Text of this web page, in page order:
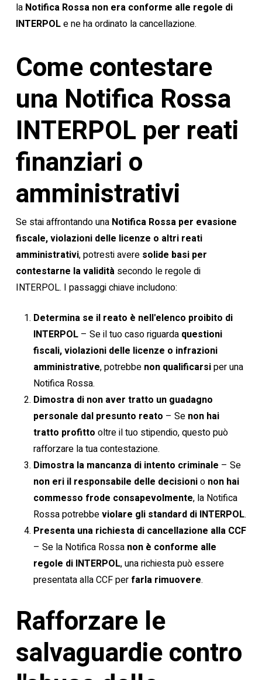
la Notifica Rossa non era conforme alle regole di
INTERPOLe ne ha ordinato la cancellazione.
Come contestare
una Notifica Rossa
INTERPOL per reati
finanziari o
amministrativi
Se stai affrontando una Notifica Rossa per evasione
fiscale, violazioni delle licenze o altri reati
amministrativi, potresti avere solide basi per
contestarne la validitàsecondo le regole di
INTERPOL. I passaggi chiave includono:
Determina se il reato è nell'elenco proibito di
INTERPOL– Se il tuo caso riguarda questioni
fiscali, violazioni delle licenze o infrazioni
amministrative, potrebbe non qualificarsiper una
Notifica Rossa.
Dimostra di non aver tratto un guadagno
personale dal presunto reato – Se non hai
tratto profitto oltre il tuo stipendio, questo può
rafforzare la tua contestazione.
Dimostra la mancanza di intento criminale – Se
non eri il responsabile delle decisionio non hai
commesso frode consapevolmente, la Notifica
Rossa potrebbeviolare gli standard di INTERPOL.
Presenta una richiesta di cancellazione alla CCF
– Se la Notifica Rossa non è conforme alle
regole di INTERPOL, una richiesta può essere
presentata alla CCF per farla rimuovere.
Rafforzare le
salvaguardie contro